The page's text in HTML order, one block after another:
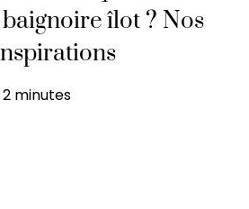
îlot ? Nos
2 minutes